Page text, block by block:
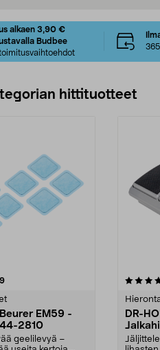
alkaen 3,90 €
Budbee
hittituotteet
arvostelut
EM59 -
2810
geelilevyä –
DR-